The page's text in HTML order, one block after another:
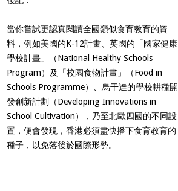
當你嘗試更認真閱讀全國類似食育教育的資
料，例如美國的K-12計畫、英國的「國家健康
學校計畫」（National Healthy Schools
Program）及「校園食物計畫」（Food in
Schools Programme）、烏干達的學校耕種開
發創新計劃（Developing Innovations in
School Cultivation），乃至北歐四國的不同設
置，便會發現，香港必須盡快播下食育教育的
種子，以免落後於國際形勢。